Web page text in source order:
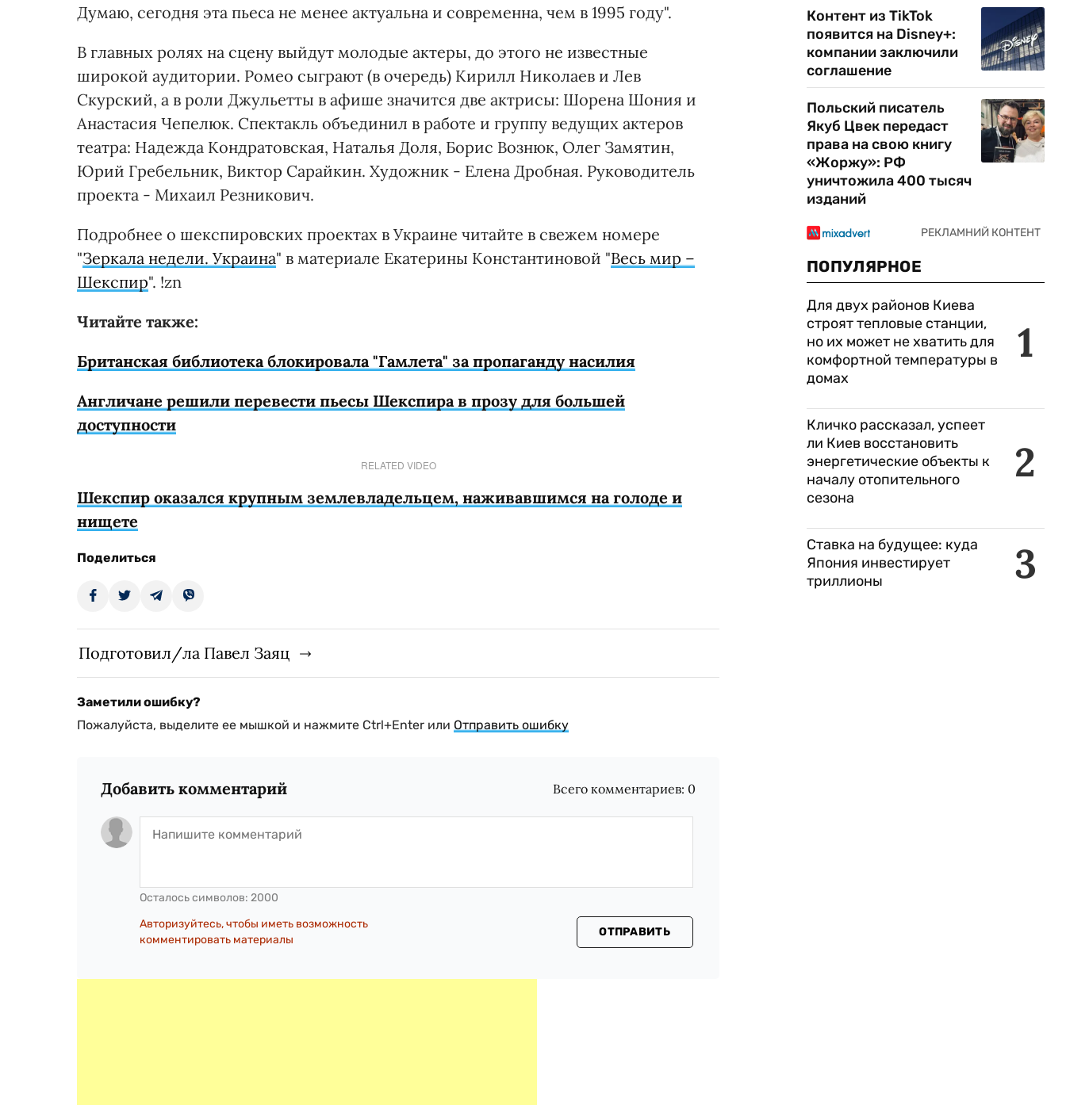
Думаю, сегодня эта пьеса не менее актуальна и современна, чем в 1995 году".
В главных ролях на сцену выйдут молодые актеры, до этого не известные
широкой аудитории. Ромео сыграют (в очередь) Кирилл Николаев и Лев
Скурский, а в роли Джульетты в афише значится две актрисы: Шорена Шония и
Анастасия Чепелюк. Спектакль объединил в работе и группу ведущих актеров
театра: Надежда Кондратовская, Наталья Доля, Борис Вознюк, Олег Замятин,
Юрий Гребельник, Виктор Сарайкин. Художник - Елена Дробная. Руководитель
проекта - Михаил Резникович.
Подробнее о шекспировских проектах в Украине читайте в свежем номере
"Зеркала недели. Украина" в материале Екатерины Константиновой "Весь мир –
Шекспир". !zn
Читайте также:
Британская библиотека блокировала "Гамлета" за пропаганду насилия
Англичане решили перевести пьесы Шекспира в прозу для большей
доступности
RELATED VIDEO
Шекспир оказался крупным землевладельцем, наживавшимся на голоде и
нищете
Поделиться
Подготовил/ла Павел Заяц
Заметили ошибку?
Пожалуйста, выделите ее мышкой и нажмите Ctrl+Enter или Отправить ошибку
Добавить комментарий Всего комментариев: 0
Осталось символов: 2000
Авторизуйтесь, чтобы иметь возможность
комментировать материалы
ОТПРАВИТЬ
Контент из TikTok
появится на Disney+:
компании заключили
соглашение
Польский писатель
Якуб Цвек передаст
права на свою книгу
«Жоржу»: РФ
уничтожила 400 тысяч
изданий
ПОПУЛЯРНОЕ
1
Для двух районов Киева
строят тепловые станции,
но их может не хватить для
комфортной температуры в
домах
2
Кличко рассказал, успеет
ли Киев восстановить
энергетические объекты к
началу отопительного
сезона
3
Ставка на будущее: куда
Япония инвестирует
триллионы